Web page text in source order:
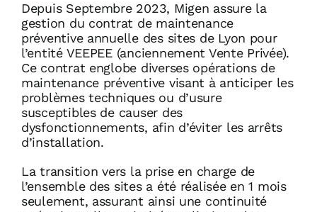
Depuis Septembre 2023, Migen assure la
gestion du contrat de maintenance
préventive annuelle des sites de Lyon pour
l’entité VEEPEE (anciennement Vente Privée).
Ce contrat englobe diverses opérations de
maintenance préventive visant à anticiper les
problèmes techniques ou d’usure
susceptibles de causer des
dysfonctionnements, afin d’éviter les arrêts
d’installation.
La transition vers la prise en charge de
l’ensemble des sites a été réalisée en 1 mois
seulement, assurant ainsi une continuité